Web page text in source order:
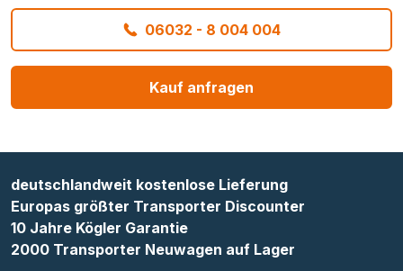
06032 - 8 004 004
Kauf anfragen
deutschlandweit kostenlose Lieferung
Europas größter Transporter Discounter
10 Jahre Kögler Garantie
2000 Transporter Neuwagen auf Lager